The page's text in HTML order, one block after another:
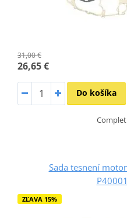
31,00 €
26,65 €
Do košíka
Sada tesnení
ZĽAVA 15%